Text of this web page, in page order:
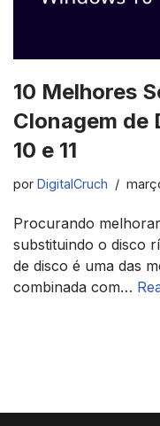
10 Melhores
Clonagem de
10 e 11
por DigitalCruch
Procurando
substituindo o disco
de disco é uma das
combinada com…